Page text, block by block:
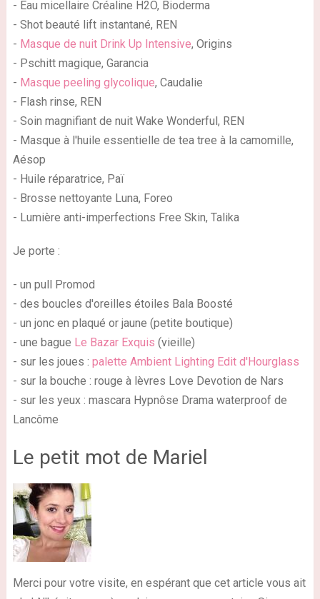
- Eau micellaire Créaline H2O, Bioderma
- Shot beauté lift instantané, REN
- Masque de nuit Drink Up Intensive, Origins
- Pschitt magique, Garancia
- Masque peeling glycolique, Caudalie
- Flash rinse, REN
- Soin magnifiant de nuit Wake Wonderful, REN
- Masque à l'huile essentielle de tea tree à la camomille,
Aésop
- Huile réparatrice, Paï
- Brosse nettoyante Luna, Foreo
- Lumière anti-imperfections Free Skin, Talika
Je porte :
- un pull Promod
- des boucles d'oreilles étoiles Bala Boosté
- un jonc en plaqué or jaune (petite boutique)
- une bague Le Bazar Exquis (vieille)
- sur les joues : palette Ambient Lighting Edit d'Hourglass
- sur la bouche : rouge à lèvres Love Devotion de Nars
- sur les yeux : mascara Hypnôse Drama waterproof de
Lancôme
Le petit mot de Mariel
Merci pour votre visite, en espérant que cet article vous ait